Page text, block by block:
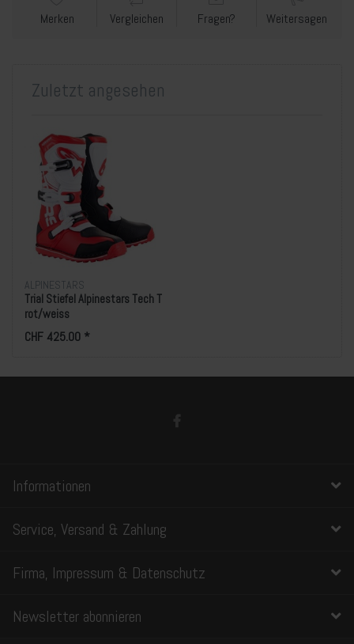
Merken Vergleichen Fragen? Weitersagen
Zuletzt angesehen
ALPINESTARS
Trial Stiefel Alpinestars Tech T
rot/weiss
CHF 425.00 *
Informationen
Service, Versand & Zahlung
Firma, Impressum & Datenschutz
Newsletter abonnieren